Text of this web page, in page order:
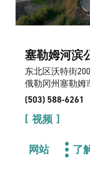
塞勒姆河滨
东北区沃特街
俄勒冈州塞勒姆
(503) 588-6261
视频
网站 了